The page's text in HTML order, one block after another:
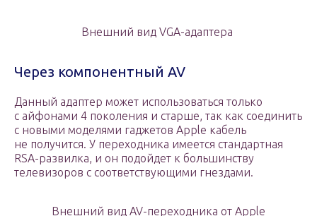
Внешний вид VGA-адаптера
Через компонентный AV
Данный адаптер может использоваться только
с айфонами 4 поколения и старше, так как соединить
с новыми моделями гаджетов Apple кабель
не получится. У переходника имеется стандартная
RSA-развилка, и он подойдет к большинству
телевизоров с соответствующими гнездами.
Внешний вид AV-переходника от Apple